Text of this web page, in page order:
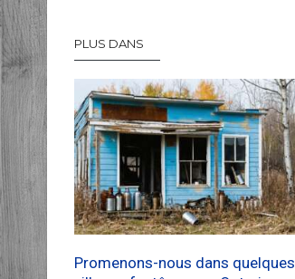
PLUS DANS
Promenons-nous dans quelques